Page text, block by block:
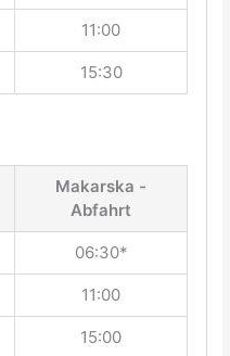
11:00
15:30
Makarska -
Abfahrt
06:30*
11:00
15:00